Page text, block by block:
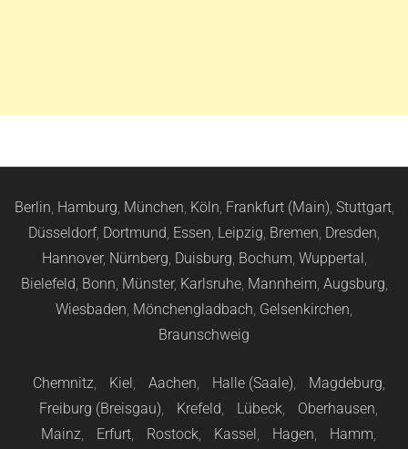
Berlin, Hamburg, München, Köln, Frankfurt (Main), Stuttgart,
Düsseldorf, Dortmund, Essen, Leipzig, Bremen, Dresden,
Hannover, Nürnberg, Duisburg, Bochum, Wuppertal,
Bielefeld, Bonn, Münster, Karlsruhe, Mannheim, Augsburg,
Wiesbaden, Mönchengladbach, Gelsenkirchen,
Braunschweig
Chemnitz, Kiel, Aachen, Halle (Saale), Magdeburg,
Freiburg (Breisgau), Krefeld, Lübeck, Oberhausen,
Mainz, Erfurt, Rostock, Kassel, Hagen, Hamm,